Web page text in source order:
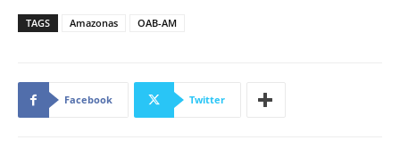
TAGS Amazonas OAB-AM
Facebook Twitter